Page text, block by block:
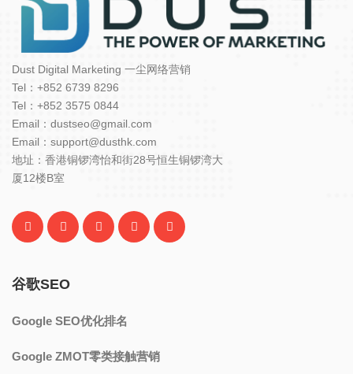
Dust Digital Marketing 一尘网络营销
Tel：+852 6739 8296
Tel：+852 3575 0844
Email：dustseo@gmail.com
Email：support@dusthk.com
地址：香港铜锣湾怡和街28号恒生铜锣湾大
厦12楼B室
谷歌SEO
Google SEO优化排名
Google ZMOT零类接触营销